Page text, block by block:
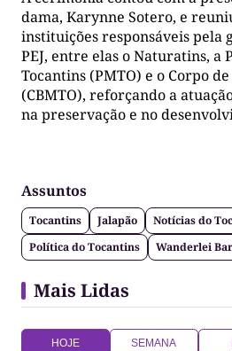
dama, Karynne Sotero, e
instituições responsáveis pela
PEJ, entre elas o Naturatins,
Tocantins (PMTO) e o Corpo
(CBMTO), reforçando a
na preservação e no
Assuntos
Tocantins Jalapão
Notícias do
Política do Tocantins
Wanderlei
Mais Lidas
HOJE SEMANA